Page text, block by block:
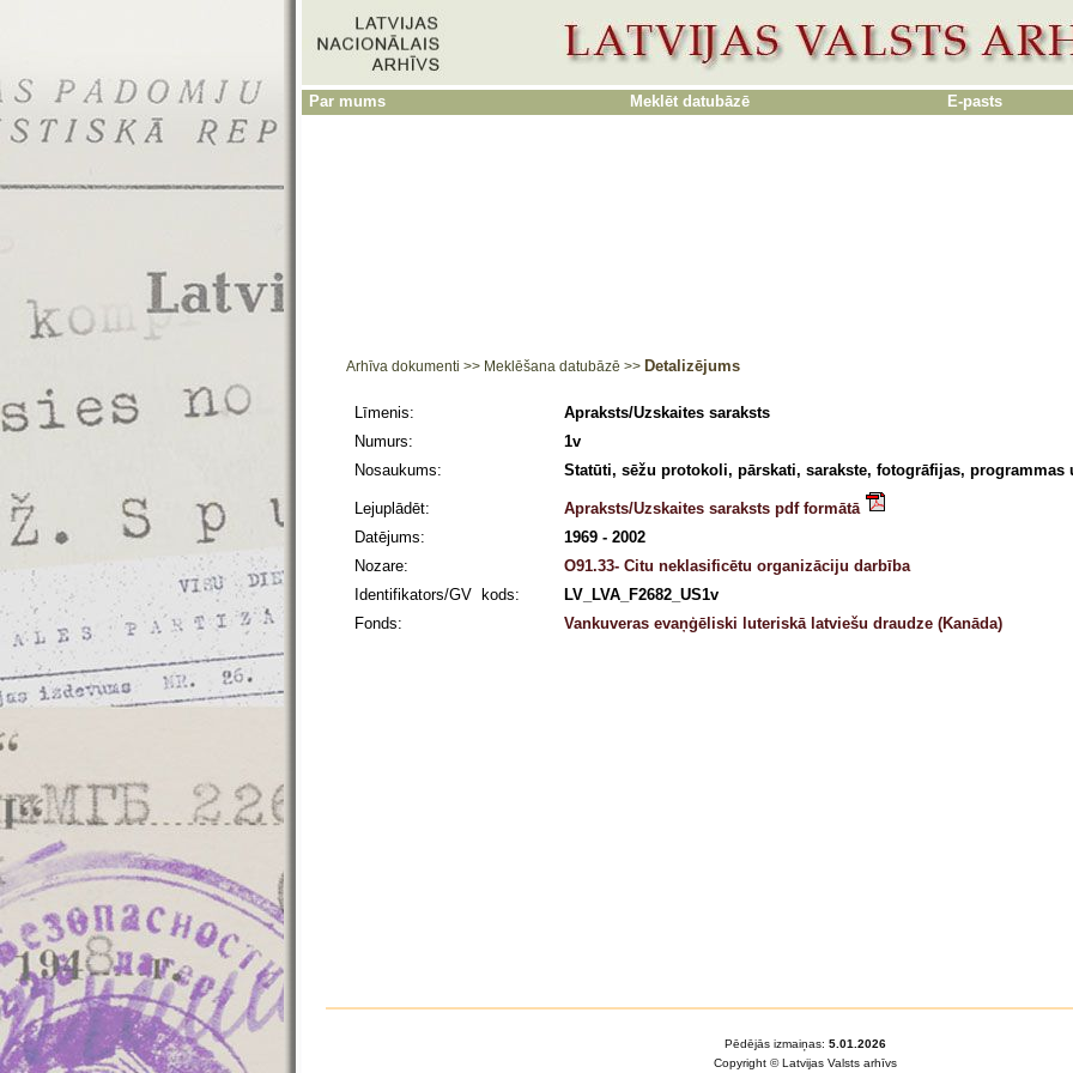
Par mums Meklēt datubāzē E-pasts
Arhīva dokumenti >> Meklēšana datubāzē >> Detalizējums
Līmenis:
Apraksts/Uzskaites saraksts
Numurs:
1v
Nosaukums:
Statūti, sēžu protokoli, pārskati, sarakste, fotogrāfijas, programmas
Lejuplādēt:
Apraksts/Uzskaites saraksts pdf formātā
Datējums:
1969 - 2002
Nozare:
O91.33- Citu neklasificētu organizāciju darbība
Identifikators/GV kods:
LV_LVA_F2682_US1v
Fonds:
Vankuveras evaņģēliski luteriskā latviešu draudze (Kanāda)
Pēdējās izmaiņas: 5.01.2026
Copyright © Latvijas Valsts arhīvs